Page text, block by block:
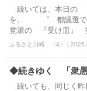
続いては、本日の
を。 “ 都議選で
党派の 『受け皿』
ふるさと川崎 〈4〉 |
◆続きゆく 「衆
続いても、同じく